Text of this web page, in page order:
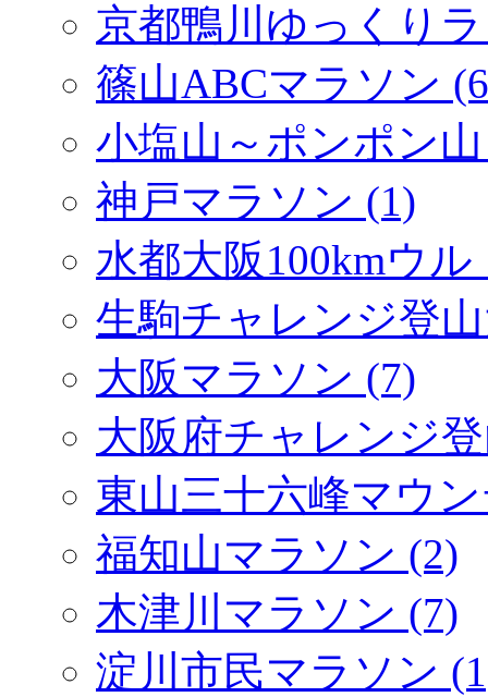
京都鴨川ゆっくり
篠山ABCマラソン
小塩山～ポンポン
神戸マラソン (1)
水都大阪100kmウ
生駒チャレンジ登
大阪マラソン (7)
大阪府チャレンジ
東山三十六峰マウ
福知山マラソン (2)
木津川マラソン (7)
淀川市民マラソン